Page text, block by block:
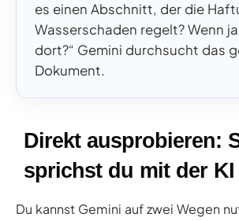
es einen Abschnitt, der die
Wasserschaden regelt? Wenn
dort?“ Gemini durchsucht das
Dokument.
Direkt ausprobieren:
sprichst du mit der KI
Du kannst Gemini auf zwei Wegen